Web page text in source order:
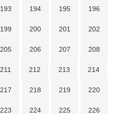
193 194 195 196
199 200 201 202
205 206 207 208
211 212 213 214
217 218 219 220
223 224 225 226